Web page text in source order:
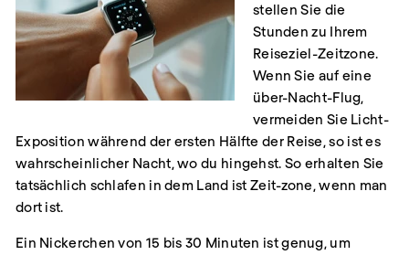
stellen Sie die
Stunden zu Ihrem
Reiseziel-Zeitzone.
Wenn Sie auf eine
über-Nacht-Flug,
vermeiden Sie Licht-
Exposition während der ersten Hälfte der Reise, so ist es
wahrscheinlicher Nacht, wo du hingehst. So erhalten Sie
tatsächlich schlafen in dem Land ist Zeit-zone, wenn man
dort ist.
Ein Nickerchen von 15 bis 30 Minuten ist genug, um